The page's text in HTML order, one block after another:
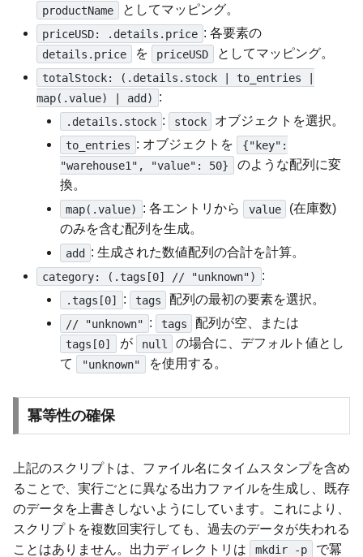
productName としてマッピング。
priceUSD: .details.price : 各要素の
details.price を priceUSD としてマッピング。
totalStock: (.details.stock | to_entries |
map(.value) | add)
:
.details.stock : stock オブジェクトを選択。
to_entries : オブジェクトを
{"key":
"warehouse1", "value": 50}
のような配列に変
換。
map(.value) : 各エントリから value
(在庫数)
のみを含む配列を生成。
add : 生成された数値配列の合計を計算。
category: (.tags[0] // "unknown") :
.tags[0] : tags 配列の最初の要素を選択。
// "unknown" : tags 配列が空、または
tags[0] が null
の場合に、デフォルト値とし
て
"unknown" を使用する。
冪等性の確保
上記のスクリプトは、ファイル名にタイムスタンプを含め
ることで、実行ごとに異なる出力ファイルを生成し、既存
のデータを上書きしないようにしています。これにより、
スクリプトを複数回実行しても、過去のデータが失われる
ことはありません。出力ディレクトリは
mkdir -p
で冪